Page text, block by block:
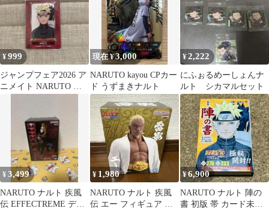
¥999
ジャンプフェア2026 ア
ニメイト NARUTO ナ
現在 ¥3,000
NARUTO kayou CPカー
ド うずまきナルト
¥2,222
にふぉるめーしょんナ
ルト シカマルセット
¥3,499
NARUTO ナルト 疾風
伝 EFFECTREME デイ
¥ 1,980
NARUTO ナルト 疾風
伝 エー フィギュア 雷
¥6,900
NARUTO ナルト 陣の
書 初版 帯 カード未開